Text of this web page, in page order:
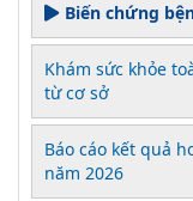
Biến chứng
Khám sức khỏe
từ cơ sở
Báo cáo kết quả
năm 2026